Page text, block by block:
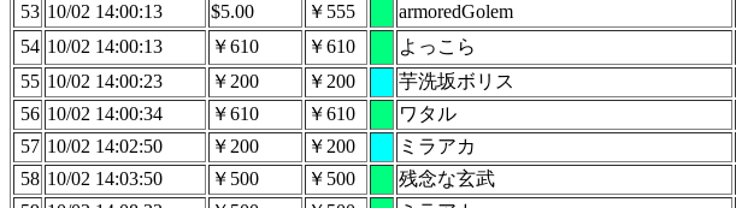
53 10/02 14:00:13 $5.00 ￥555 armoredGolem
54 10/02 14:00:13 ￥610 ￥610 よっこら
55 10/02 14:00:23 ￥200 ￥200 芋洗坂ボリス
56 10/02 14:00:34 ￥610 ￥610 ワタル
57 10/02 14:02:50 ￥200 ￥200 ミラアカ
58 10/02 14:03:50 ￥500 ￥500 残念な玄武